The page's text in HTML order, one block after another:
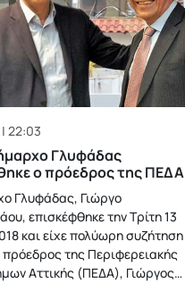
22:03
Γλυφάδας
ο πρόεδρος της ΠΕΔΑ
Γλυφάδας, Γιώργο
επισκέφθηκε την Τρίτη 13
και είχε πολύωρη συζήτηση
πρόεδρος της Περιφερειακής
Αττικής (ΠΕΔΑ), Γιώργος…